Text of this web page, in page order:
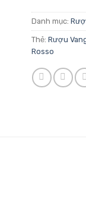
Danh mục:
Thẻ: Rượu
Rosso